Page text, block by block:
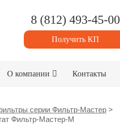
8 (812) 493-45-00
Получить КП
О компании Контакты
серии Фильтр-Мастер >
Фильтр-Мастер-М